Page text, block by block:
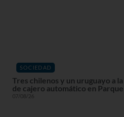
SOCIEDAD
Tres chilenos y un uruguayo a
de cajero automático en
07/08/26